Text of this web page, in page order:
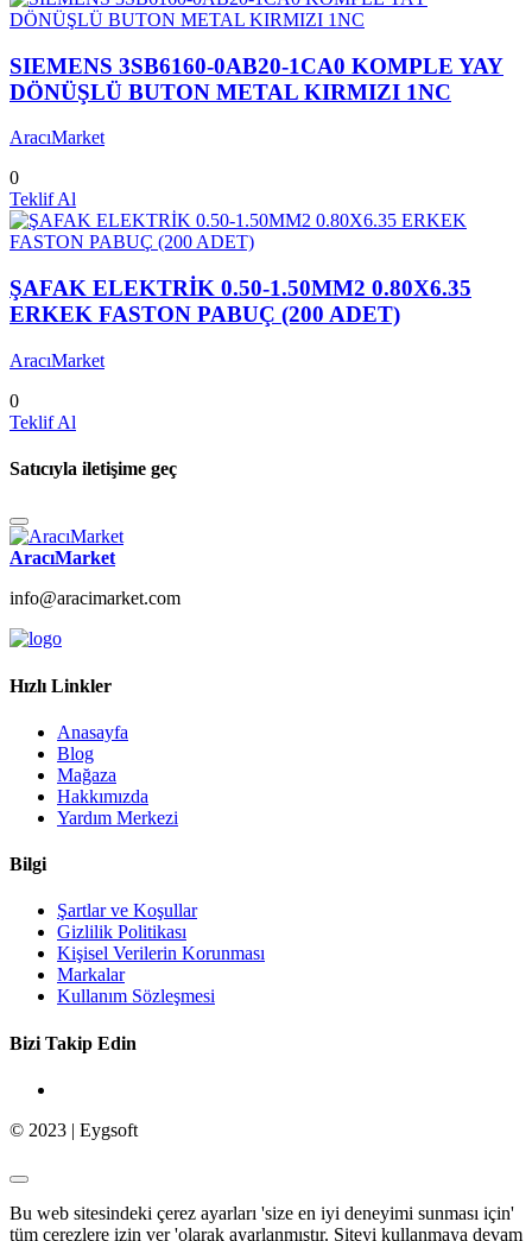
SIEMENS 3SB6160-0AB20-1CA0 KOMPLE YAY
DÖNÜŞLÜ BUTON METAL KIRMIZI 1NC
AracıMarket
0
Teklif Al
ŞAFAK ELEKTRİK 0.50-1.50MM2 0.80X6.35
ERKEK FASTON PABUÇ (200 ADET)
AracıMarket
0
Teklif Al
Satıcıyla iletişime geç
AracıMarket
info@aracimarket.com
Hızlı Linkler
Anasayfa
Blog
Mağaza
Hakkımızda
Yardım Merkezi
Bilgi
Şartlar ve Koşullar
Gizlilik Politikası
Kişisel Verilerin Korunması
Markalar
Kullanım Sözleşmesi
Bizi Takip Edin
© 2023 | Eygsoft
Bu web sitesindeki çerez ayarları 'size en iyi deneyimi sunması için'
tüm çerezlere izin ver 'olarak ayarlanmıştır. Siteyi kullanmaya devam